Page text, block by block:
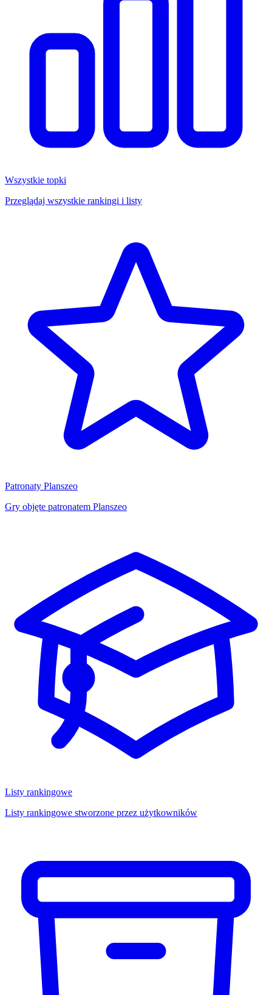
Wszystkie topki
Przeglądaj wszystkie rankingi i listy
Patronaty Planszeo
Gry objęte patronatem Planszeo
Listy rankingowe
Listy rankingowe stworzone przez użytkowników